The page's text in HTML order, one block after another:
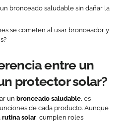
bronceado saludable sin dañar la
se cometen al usar bronceador y
entre un
protector solar?
un bronceado saludable , es
de cada producto. Aunque
rutina solar , cumplen roles